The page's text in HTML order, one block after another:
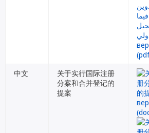
中文
关于实行国际注册
分案和合并登记的
提案